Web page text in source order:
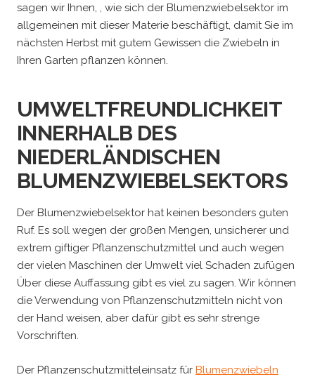
sagen wir Ihnen, , wie sich der Blumenzwiebelsektor im
allgemeinen mit dieser Materie beschäftigt, damit Sie im
nächsten Herbst mit gutem Gewissen die Zwiebeln in
Ihren Garten pflanzen können.
UMWELTFREUNDLICHKEIT
INNERHALB DES
NIEDERLÄNDISCHEN
BLUMENZWIEBELSEKTORS
Der Blumenzwiebelsektor hat keinen besonders guten
Ruf. Es soll wegen der großen Mengen, unsicherer und
extrem giftiger Pflanzenschutzmittel und auch wegen
der vielen Maschinen der Umwelt viel Schaden zufügen
Über diese Auffassung gibt es viel zu sagen. Wir können
die Verwendung von Pflanzenschutzmitteln nicht von
der Hand weisen, aber dafür gibt es sehr strenge
Vorschriften.
Der Pflanzenschutzmitteleinsatz für Blumenzwiebeln